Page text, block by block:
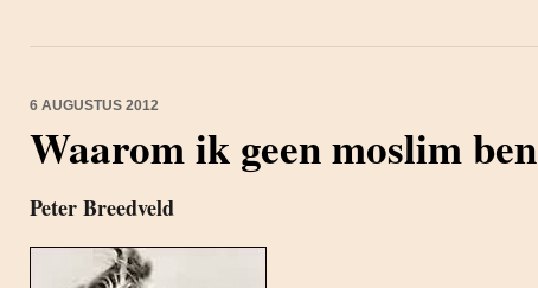
6 AUGUSTUS 2012
Waarom ik geen moslim ben
Peter Breedveld